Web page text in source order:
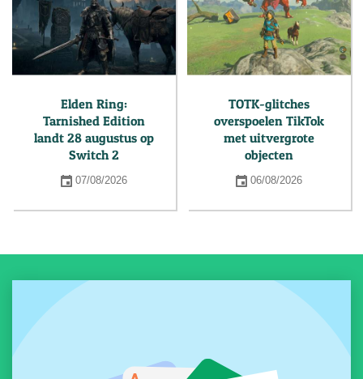
Elden Ring:
Tarnished Edition
landt 28 augustus op
Switch 2
07/08/2026
TOTK-glitches
overspoelen TikTok
met uitvergrote
objecten
06/08/2026